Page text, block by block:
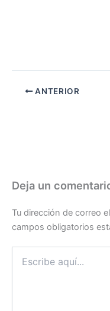
ANTERIOR
Deja un
Tu dirección de correo
campos obligatorios
aquí...